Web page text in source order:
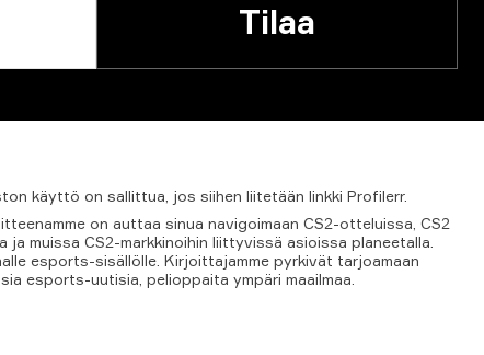
Tilaa
käyttö on sallittua, jos siihen liitetään linkki Profilerr.
on auttaa sinua navigoimaan CS2-otteluissa, CS2
ja muissa CS2-markkinoihin liittyvissä asioissa planeetalla.
esports-sisällölle. Kirjoittajamme pyrkivät tarjoamaan
esports-uutisia, pelioppaita ympäri maailmaa.